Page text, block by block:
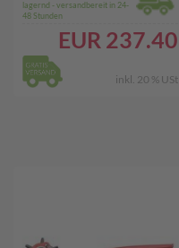
lagernd - versandbereit in 24-
48 Stunden
EUR 237.40
inkl. 20 % USt